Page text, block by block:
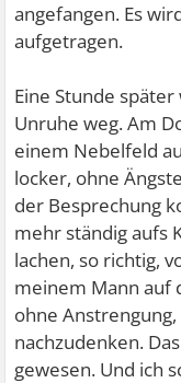
angefangen. Es
aufgetragen.
Eine Stunde
Unruhe weg. Am
einem Nebelfeld
locker, ohne
der Besprechung
mehr ständig aufs
lachen, so richtig,
meinem Mann auf
ohne
nachzudenken.
gewesen. Und ich